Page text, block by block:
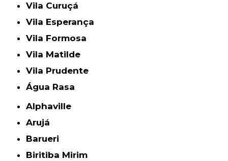
Vila Curuçá
Vila Esperança
Vila Formosa
Vila Matilde
Vila Prudente
Água Rasa
Alphaville
Arujá
Barueri
Biritiba Mirim